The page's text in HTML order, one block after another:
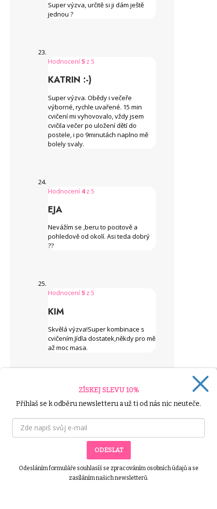
Super výzva, určitě si ji dám ještě
jednou ?
Hodnocení 5 z 5
KATRIN :-)
Super výzva. Obědy i večeře
výborné, rychle uvařené. 15 min
cvičení mi vyhovovalo, vždy jsem
cvičila večer po uložení dětí do
postele, i po 9minutách naplno mě
bolely svaly.
Hodnocení 4z 5
EJA
Nevážím se ,beru to pocitově a
pohledově od okolí. Asi teda dobrý
??
Hodnocení 5 z 5
KIM
Skvělá výzva!Super kombinace s
cvičením.Jídla dostatek,někdy pro mě
až moc masa.
Hodnocení5z 5
Já jsem moc spokojená. Konečně
jsem do toho dala všechno, aby se
to hlo k lepšímu. Pro mě není důležité
kolik mám kilo (také jsem zhubla jen
pár kilo – čekala jsem víc ?), ale pro
mě je důležité, že se cítím dobře. Pár
ZÍSKEJ SLEVU 10%
Přihlaš se k odběru newsletteru a už ti od nás nic neuteče.
ODESLAT
Odesláním formuláře souhlasíš se zpracováním osobních údajů a se
zasíláním našich newsletterů.